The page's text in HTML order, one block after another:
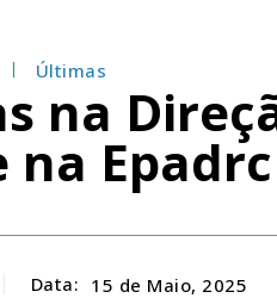
Últimas
na
na Epadrc
Data: 15 de Maio, 2025